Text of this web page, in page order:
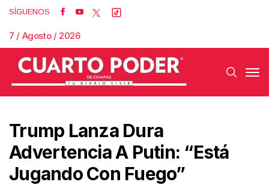
SÍGUENOS
7 / Agosto / 2026
Trump Lanza Dura
Advertencia A Putin: “Está
Jugando Con Fuego”